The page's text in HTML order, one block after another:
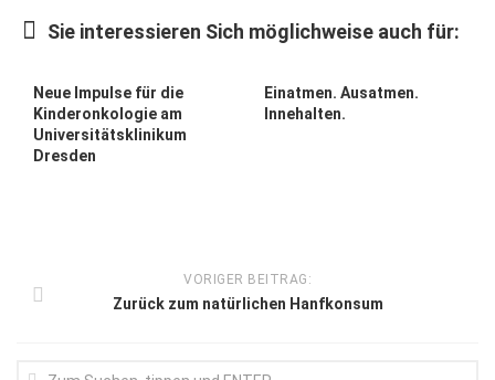
Forum Gesundheit
Allgemein
Hören
Sie interessieren Sich möglichweise auch für:
Neue Impulse für die
Kinderonkologie am
Universitätsklinikum
Dresden
Einatmen. Ausatmen.
Innehalten.
VORIGER BEITRAG:
Zurück zum natürlichen Hanfkonsum